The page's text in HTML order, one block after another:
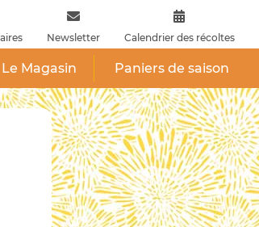
Newsletter Calendrier des récoltes
Le Magasin Paniers de saison